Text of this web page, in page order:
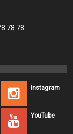
78 78
Instagram
YouTube